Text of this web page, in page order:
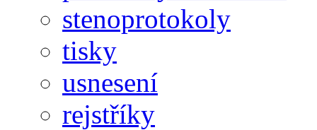
stenoprotokoly
tisky
usnesení
rejstříky